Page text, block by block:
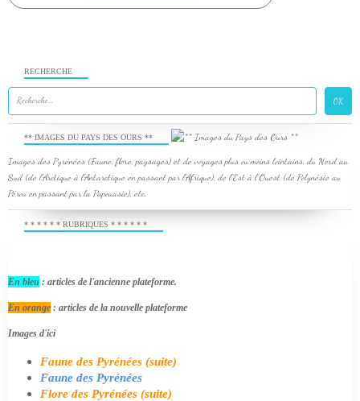
RECHERCHE
** IMAGES DU PAYS DES OURS **
Images des Pyrénées (Faune, flore, paysages) et de voyages plus ou moins lointains, du Nord au
Sud (de l'Arctique à l'Antarctique en passant par l'Afrique), de l'Est à l'Ouest (de Polynésie au
Pérou en passant par la Papouasie), etc.
* * * * * * RUBRIQUES * * * * * *
En bleu : articles de l'ancienne plateforme.
En orange : articles de la nouvelle plateforme
Images d'ici
Faune des Pyrénées (suite)
Faune des Pyrénées
Flore des Pyrénées (suite)